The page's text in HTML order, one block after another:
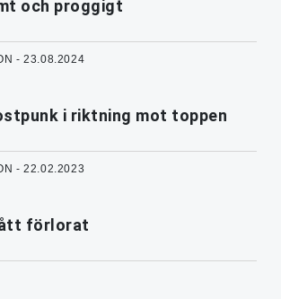
och proggigt
- 23.08.2024
i riktning mot toppen
- 22.02.2023
förlorat